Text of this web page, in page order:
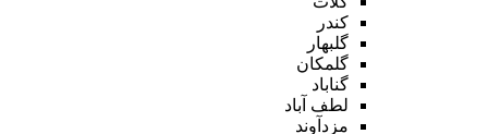
کندر
گلبهار
گلمکان
گناباد
لطف آباد
مزدآوند